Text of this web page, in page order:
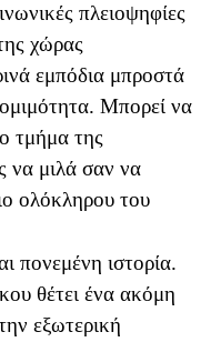
πλειοψηφίες
χώρας
εμπόδια μπροστά
Μπορεί να
τμήμα της
να μιλά σαν να
ολόκληρου του
πονεμένη ιστορία.
θέτει ένα ακόμη
εξωτερική